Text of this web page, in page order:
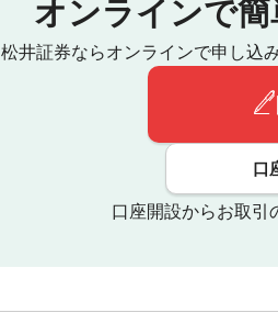
オンラインで簡
松井証券ならオンラインで申し込
口
口座開設からお取引